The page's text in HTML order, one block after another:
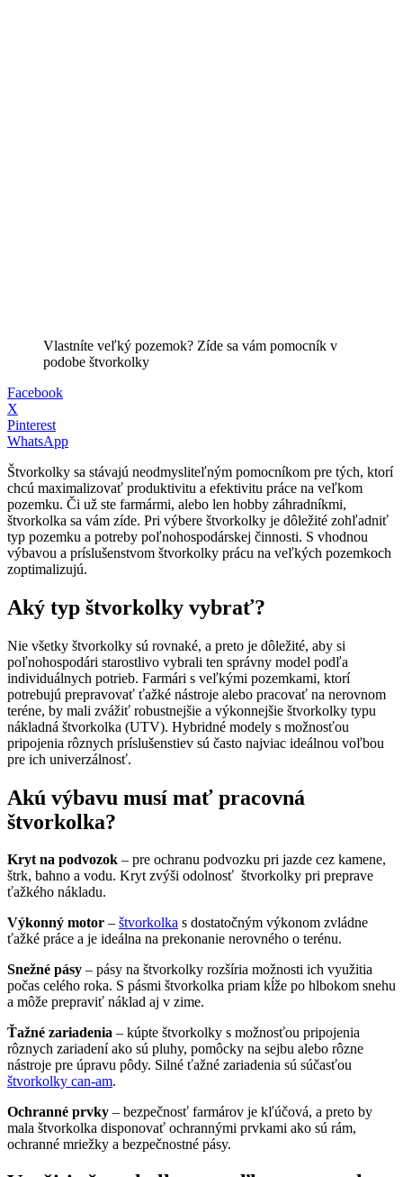
Vlastníte veľký pozemok? Zíde sa vám pomocník v
podobe štvorkolky
Facebook
X
Pinterest
WhatsApp
Štvorkolky sa stávajú neodmysliteľným pomocníkom pre tých, ktorí
chcú maximalizovať produktivitu a efektivitu práce na veľkom
pozemku. Či už ste farmármi, alebo len hobby záhradníkmi,
štvorkolka sa vám zíde. Pri výbere štvorkolky je dôležité zohľadniť
typ pozemku a potreby poľnohospodárskej činnosti. S vhodnou
výbavou a príslušenstvom štvorkolky prácu na veľkých pozemkoch
zoptimalizujú.
Aký typ štvorkolky vybrať?
Nie všetky štvorkolky sú rovnaké, a preto je dôležité, aby si
poľnohospodári starostlivo vybrali ten správny model podľa
individuálnych potrieb. Farmári s veľkými pozemkami, ktorí
potrebujú prepravovať ťažké nástroje alebo pracovať na nerovnom
teréne, by mali zvážiť robustnejšie a výkonnejšie štvorkolky typu
nákladná štvorkolka (UTV). Hybridné modely s možnosťou
pripojenia rôznych príslušenstiev sú často najviac ideálnou voľbou
pre ich univerzálnosť.
Akú výbavu musí mať pracovná
štvorkolka?
Kryt na podvozok – pre ochranu podvozku pri jazde cez kamene,
štrk, bahno a vodu. Kryt zvýši odolnosť štvorkolky pri preprave
ťažkého nákladu.
Výkonný motor – štvorkolka s dostatočným výkonom zvládne
ťažké práce a je ideálna na prekonanie nerovného o terénu.
Snežné pásy – pásy na štvorkolky rozšíria možnosti ich využitia
počas celého roka. S pásmi štvorkolka priam kĺže po hlbokom snehu
a môže prepraviť náklad aj v zime.
Ťažné zariadenia – kúpte štvorkolky s možnosťou pripojenia
rôznych zariadení ako sú pluhy, pomôcky na sejbu alebo rôzne
nástroje pre úpravu pôdy. Silné ťažné zariadenia sú súčasťou
štvorkolky can-am.
Ochranné prvky – bezpečnosť farmárov je kľúčová, a preto by
mala štvorkolka disponovať ochrannými prvkami ako sú rám,
ochranné mriežky a bezpečnostné pásy.